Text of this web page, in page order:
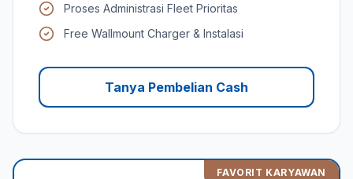
Proses Administrasi Fleet Prioritas
Free Wallmount Charger & Instalasi
Tanya Pembelian Cash
FAVORIT KARYAWAN